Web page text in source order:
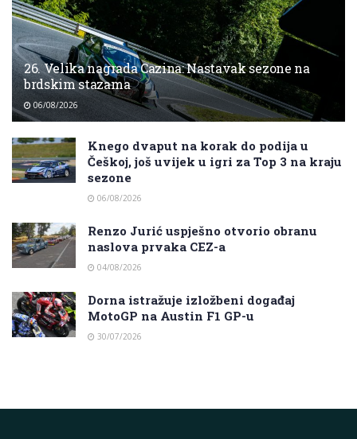
26. Velika nagrada Cazina: Nastavak sezone na
brdskim stazama
06/08/2026
Knego dvaput na korak do podija u
Češkoj, još uvijek u igri za Top 3 na kraju
sezone
06/08/2026
Renzo Jurić uspješno otvorio obranu
naslova prvaka CEZ-a
04/08/2026
Dorna istražuje izložbeni događaj
MotoGP na Austin F1 GP-u
30/07/2026